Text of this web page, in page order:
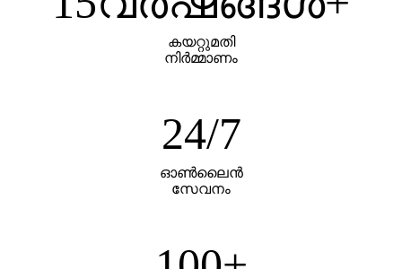
കയറ്റുമതി
നിർമ്മാണം
24/7
ഓൺ‌ലൈൻ
സേവനം